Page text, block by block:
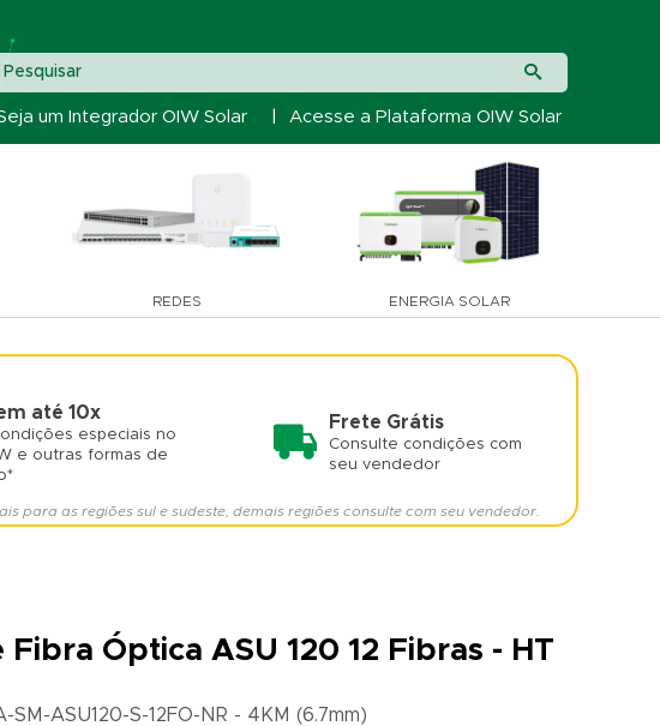
um Integrador OIW Solar Acesse a Plataforma OIW Solar
Pesquisar
REDES ENERGIA SOLAR
até 10x
especiais no
e outras formas de
Frete Grátis
Consulte condições com
seu vendedor
para as regiões sul e sudeste, demais regiões consulte com seu vendedor.
Fibra Óptica ASU 120 12 Fibras - HT
SM-ASU120-S-12FO-NR - 4KM (6.7mm)